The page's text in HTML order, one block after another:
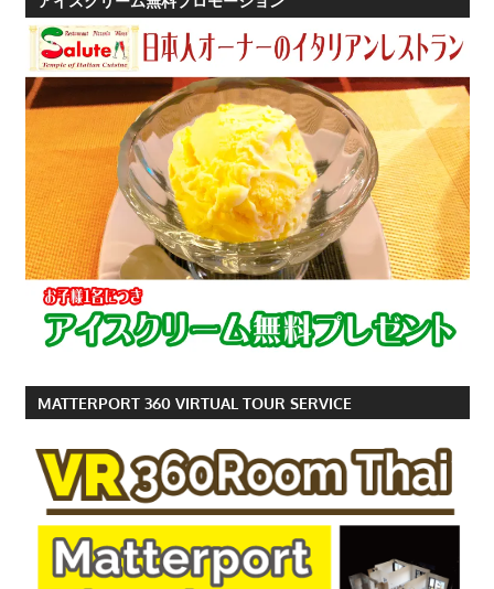
MATTERPORT 360 VIRTUAL TOUR SERVICE